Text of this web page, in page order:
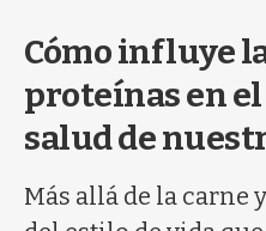
Cómo influye
proteínas en
salud de
Más allá de la carne